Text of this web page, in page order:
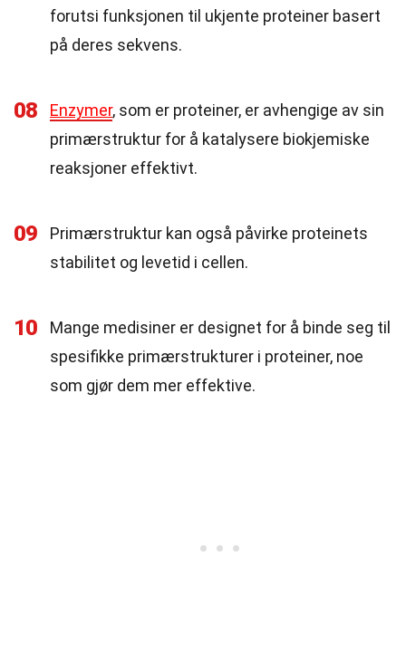
forutsi funksjonen til ukjente proteiner basert
på deres sekvens.
08 Enzymer, som er proteiner, er avhengige av sin
primærstruktur for å katalysere biokjemiske
reaksjoner effektivt.
09
Primærstruktur kan også påvirke proteinets
stabilitet og levetid i cellen.
10
Mange medisiner er designet for å binde seg til
spesifikke primærstrukturer i proteiner, noe
som gjør dem mer effektive.